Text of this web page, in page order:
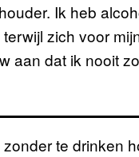
Ik heb
zich voor
aan dat ik nooit
te drinken